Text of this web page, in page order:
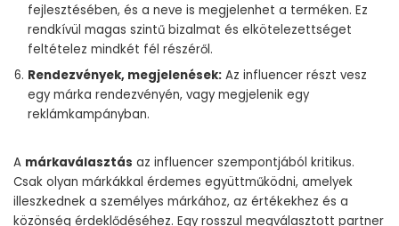
fejlesztésében, és a neve is megjelenhet a terméken. Ez
rendkívül magas szintű bizalmat és elkötelezettséget
feltételez mindkét fél részéről.
Rendezvények, megjelenések: Az influencer részt vesz
egy márka rendezvényén, vagy megjelenik egy
reklámkampányban.
A márkaválasztás az influencer szempontjából kritikus.
Csak olyan márkákkal érdemes együttműködni, amelyek
illeszkednek a személyes márkához, az értékekhez és a
közönség érdeklődéséhez. Egy rosszul megválasztott partner